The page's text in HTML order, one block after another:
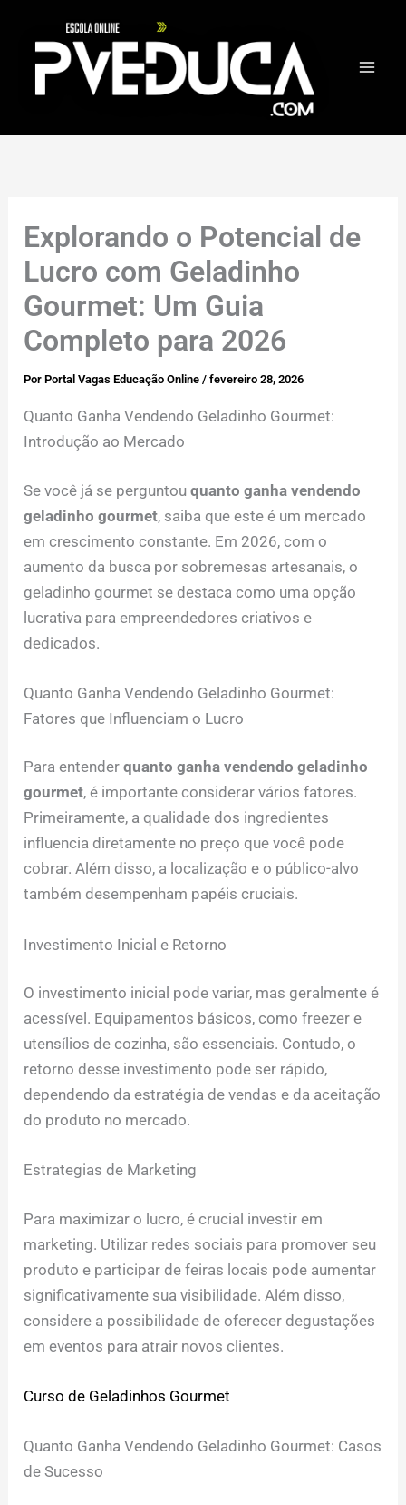
Explorando o Potencial de
Lucro com Geladinho
Gourmet: Um Guia
Completo para 2026
PorPortal Vagas Educação Online/fevereiro 28, 2026
Quanto Ganha Vendendo Geladinho Gourmet:
Introdução ao Mercado
Se você já se perguntouquanto ganha vendendo
geladinho gourmet, saiba que este é um mercado
em crescimento constante. Em 2026, com o
aumento da busca por sobremesas artesanais, o
geladinho gourmet se destaca como uma opção
lucrativa para empreendedores criativos e
dedicados.
Quanto Ganha Vendendo Geladinho Gourmet:
Fatores que Influenciam o Lucro
Para entenderquanto ganha vendendo geladinho
gourmet, é importante considerar vários fatores.
Primeiramente, a qualidade dos ingredientes
influencia diretamente no preço que você pode
cobrar. Além disso, a localização e o público-alvo
também desempenham papéis cruciais.
Investimento Inicial e Retorno
O investimento inicial pode variar, mas geralmente é
acessível. Equipamentos básicos, como freezer e
utensílios de cozinha, são essenciais. Contudo, o
retorno desse investimento pode ser rápido,
dependendo da estratégia de vendas e da aceitação
do produto no mercado.
Estrategias de Marketing
Para maximizar o lucro, é crucial investir em
marketing. Utilizar redes sociais para promover seu
produto e participar de feiras locais pode aumentar
significativamente sua visibilidade. Além disso,
considere a possibilidade de oferecer degustações
em eventos para atrair novos clientes.
Curso de Geladinhos Gourmet
Quanto Ganha Vendendo Geladinho Gourmet: Casos
de Sucesso